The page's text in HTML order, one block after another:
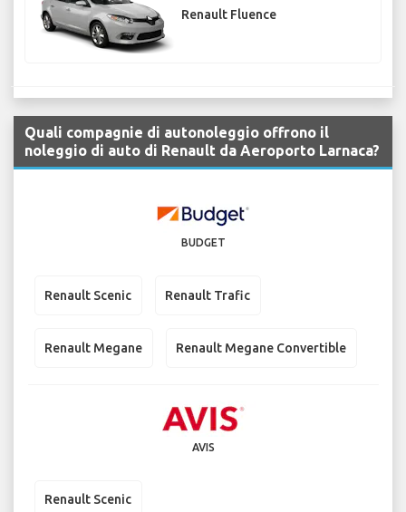
Renault Fluence
Quali compagnie di autonoleggio offrono il
noleggio di auto di Renault da Aeroporto Larnaca?
BUDGET
Renault Scenic Renault Trafic
Renault Megane Renault Megane Convertible
AVIS
Renault Scenic